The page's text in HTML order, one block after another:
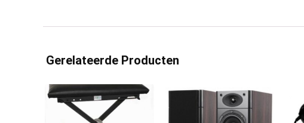
Gerelateerde Producten